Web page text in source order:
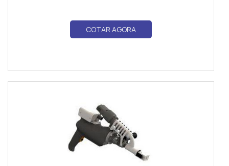
COTAR AGORA